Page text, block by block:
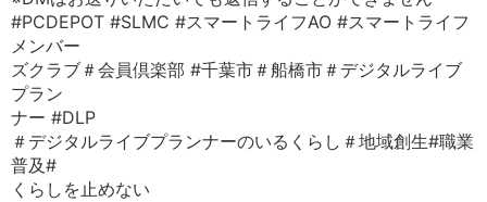
#PCDEPOT #SLMC #スマートライフAO #スマートライフ
メンバー
ズクラブ＃会員倶楽部 #千葉市＃船橋市＃デジタルライブ
プラン
ナー #DLP
＃デジタルライブプランナーのいるくらし＃地域創生#職業
普及#
くらしを止めない